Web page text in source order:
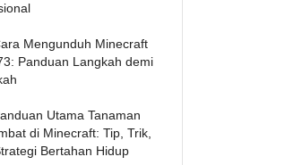
Mengunduh Minecraft
Panduan Langkah demi
Utama Tanaman
di Minecraft: Tip, Trik,
Bertahan Hidup